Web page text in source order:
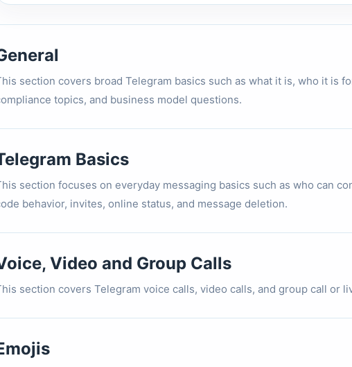
section covers broad Telegram basics such as what it is, who it is
topics, and business model questions.
Basics
section focuses on everyday messaging basics such as who can
behavior, invites, online status, and message deletion.
Video and Group Calls
section covers Telegram voice calls, video calls, and group call or